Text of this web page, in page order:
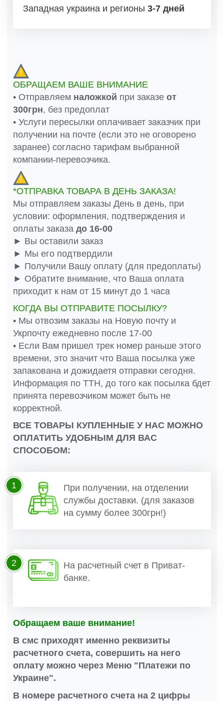
Западная украина и регионы 3-7 дней
ОБРАЩАЕМ ВАШЕ ВНИМАНИЕ
• Отправляем наложкой при заказе от
300грн, без предоплат
• Услуги пересылки оплачивает заказчик при
получении на почте (если это не оговорено
заранее) согласно тарифам выбранной
компании-перевозчика.
*ОТПРАВКА ТОВАРА В ДЕНЬ ЗАКАЗА!
Мы отправляем заказы День в день, при
условии: оформления, подтверждения и
оплаты заказа до 16-00
► Вы оставили заказ
► Мы его подтвердили
► Получили Вашу оплату (для предоплаты)
► Обратите внимание, что Ваша оплата
приходит к нам от 15 минут до 1 часа
КОГДА ВЫ ОТПРАВИТЕ ПОСЫЛКУ?
• Мы отвозим заказы на Новую почту и
Укрпочту ежедневно после 17-00
• Если Вам пришел трек номер раньше этого
времени, это значит что Ваша посылка уже
запакована и дожидаетя отправки сегодня.
Информация по ТТН, до того как посылка бдет
принята перевозчиком может быть не
корректной.
ВСЕ ТОВАРЫ КУПЛЕННЫЕ У НАС МОЖНО
ОПЛАТИТЬ УДОБНЫМ ДЛЯ ВАС
СПОСОБОМ:
При получении, на отделении
службы доставки. (для заказов
на сумму более 300грн!)
1
На расчетный счет в Приват-
банке.
2
Обращаем ваше внимание!
В смс приходят именно реквизиты
расчетного счета, совершить на него
оплату можно через Меню "Платежи по
Украине".
В номере расчетного счета на 2 цифры